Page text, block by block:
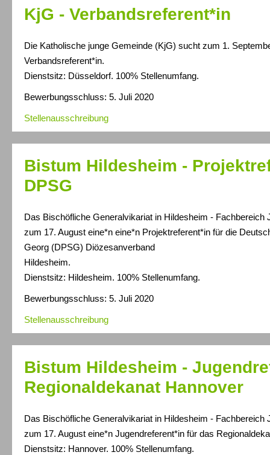
KjG - Verbandsreferent*in
Die Katholische junge Gemeinde (KjG) sucht zum 1.
Verbandsreferent*in.
Dienstsitz: Düsseldorf. 100% Stellenumfang.
Bewerbungsschluss: 5. Juli 2020
Stellenausschreibung
Bistum Hildesheim -
DPSG
Das Bischöfliche Generalvikariat in Hildesheim - Fachbereich
zum 17. August eine*n eine*n Projektreferent*in für die
Georg (DPSG) Diözesanverband
Hildesheim.
Dienstsitz: Hildesheim. 100% Stellenumfang.
Bewerbungsschluss: 5. Juli 2020
Stellenausschreibung
Bistum Hildesheim -
Regionaldekanat Hannover
Das Bischöfliche Generalvikariat in Hildesheim - Fachbereich
zum 17. August eine*n Jugendreferent*in für das
Dienstsitz: Hannover. 100% Stellenumfang.